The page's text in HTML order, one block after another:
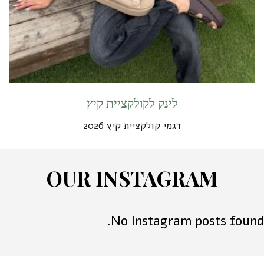
לינק לקולקציית קיץ
דגמי קולקציית קיץ 2026
OUR INSTAGRAM
No Instagram posts found.